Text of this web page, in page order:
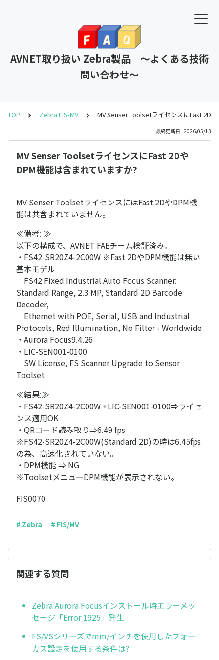
AVNET取り扱い Zebra製品 ～よくある技術
問い合わせ～
TOP Zebra FIS-MV MV Senser ToolsetライセンスにFast 2D
最終更新日 : 2026/05/13
MV Senser ToolsetライセンスにFast 2Dや
DPM機能は含まれていますか?
MV Senser ToolsetライセンスにはFast 2DやDPM機
能は共含まれていません。
≪備考: ≫
以下の構成で、AVNET FAEチーム検証済み。
・FS42-SR20Z4-2C00W ※Fast 2DやDPM機能は無い
基本モデル
FS42 Fixed Industrial Auto Focus Scanner:
Standard Range, 2.3 MP, Standard 2D Barcode
Decoder,
Ethernet with POE, Serial, USB and Industrial
Protocols, Red Illumination, No Filter - Worldwide
・Aurora Focus9.4.26
・LIC-SEN001-0100
SW License, FS Scanner Upgrade to Sensor
Toolset
≪結果:≫
・FS42-SR20Z4-2C00W +LIC-SEN001-0100⇒ライセ
ンス適用OK
・QRコード読み取り⇒6.49 fps
※FS42-SR20Z4-2C00W(Standard 2D)の時は6.45fps
の為、高速化されていない。
・DPM機能 ⇒ NG
※ToolsetメニューDPM機能が表示されない。
FIS0070
# Zebra # FIS/MV
関連する質問
Zebra Aurora Focusインストール時エラーメッ
セージ「Error 1925」発生
FS/VSシリーズでmm/インチを使用したフォー
カス設定を使用する条件は?